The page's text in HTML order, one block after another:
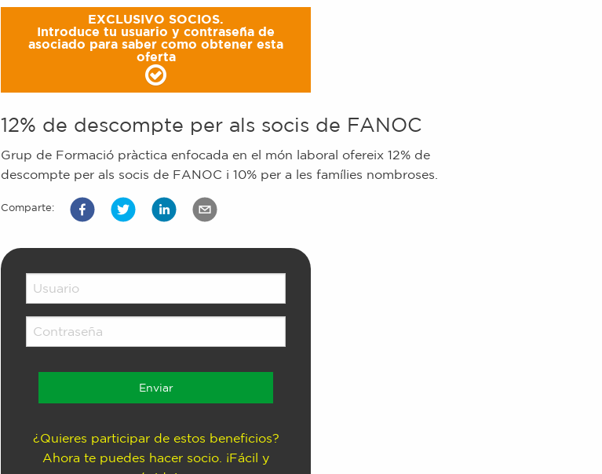
EXCLUSIVO SOCIOS.
Introduce tu usuario y contraseña de
asociado para saber como obtener esta
oferta
12% de descompte per als socis de FANOC
Grup de Formació pràctica enfocada en el món laboral ofereix 12% de
descompte per als socis de FANOC i 10% per a les famílies nombroses.
Comparte:
¿Quieres participar de estos beneficios?
Ahora te puedes hacer socio. ¡Fácil y